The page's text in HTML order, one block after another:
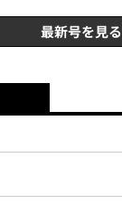
最新号を見る